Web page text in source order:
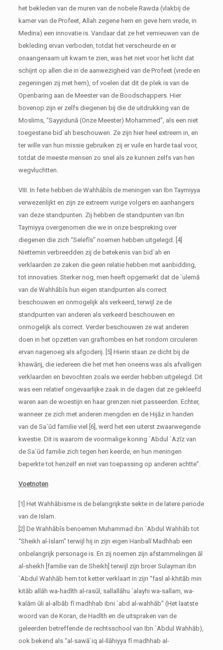
het bekleden van de muren van de nobele Rawda (vlakbij de
kamer van de Profeet, Allah zegene hem en geve hem vrede, in
Medina) een innovatie is. Vandaar dat ze het vernieuwen van de
bekleding ervan verboden, totdat het verscheurde en er
onaangenaam uit kwam te zien, was het niet voor het licht dat
schijnt op allen die in de aanwezigheid van de Profeet (vrede en
zegeningen zij met hem), of voelen dat dit de plek is van de
Openbaring aan de Meester van de Boodschappers. Hier
bovenop zijn er zelfs diegenen bij die de uitdrukking van de
Moslims, “Sayyidunā (Onze Meester) Mohammed”, als een niet
toegestane bid`ah beschouwen. Ze zijn hier heel extreem in, en
ter wille van hun missie gebruiken zij er vuile en harde taal voor,
totdat de meeste mensen zo snel als ze kunnen zelfs van hen
wegvluchtten.
VIII. In feite hebben de Wahhābīs de meningen van Ibn Taymiyya
verwezenlijkt en zijn ze extreem vurige volgers en aanhangers
van deze standpunten. Zij hebben de standpunten van Ibn
Taymiyya overgenomen die we in onze bespreking over
diegenen die zich “Selefīs” noemen hebben uitgelegd. [4]
Niettemin verbreedden zij de betekenis van bid`ah en
verklaarden ze zaken die geen relatie hebben met aanbidding,
tot innovaties. Sterker nog, men heeft opgemerkt dat de `ulemā
van de Wahhābīs hun eigen standpunten als correct
beschouwen en onmogelijk als verkeerd, terwijl ze de
standpunten van anderen als verkeerd beschouwen en
onmogelijk als correct. Verder beschouwen ze wat anderen
doen in het opzetten van graftombes en het rondom circuleren
ervan nagenoeg als afgoderij. [5] Hierin staan ze dicht bij de
khawārij, die iedereen die het met hen oneens was als afvalligen
verklaarden en bevochten zoals we eerder hebben uitgelegd. Dit
was een relatief ongevaarlijke zaak in de dagen dat ze gekleefd
waren aan de woestijn en haar grenzen niet passeerden. Echter,
wanneer ze zich met anderen mengden en de Hijāz in handen
van de Sa`ūd familie viel [6], werd het een uiterst zwaarwegende
kwestie. Dit is waarom de voormalige koning `Abdul `Azīz van
de Sa`ūd familie zich tegen hen keerde, en hun meningen
beperkte tot henzelf en niet van toepassing op anderen achtte”.
Voetnoten
[1] Het Wahhābisme is de belangrijkste sekte in de latere periode
van de Islam.
[2] De Wahhābīs benoemen Muhammad ibn `Abdul Wahhāb tot
“Sheikh al-Islam” terwijl hij in zijn eigen Hanbalī Madhhab een
onbelangrijk personage is. En zij noemen zijn afstammelingen āl
al-sheikh [familie van de Sheikh] terwijl zijn broer Sulayman ibn
`Abdul Wahhāb hem tot ketter verklaart in zijn “fasl al-khitāb min
kitāb allāh wa-hadīth al-rasūl, sallallāhu `alayhi wa-sallam, wa-
kalām ūli al-albāb fī madhhab ibni `abd al-wahhāb” (Het laatste
woord van de Koran, de Hadīth en de uitspraken van de
geleerden betreffende de rechtsschool van Ibn `Abdul Wahhāb),
ook bekend als “al-sawā`iq al-Ilāhiyya fī madhhab al-